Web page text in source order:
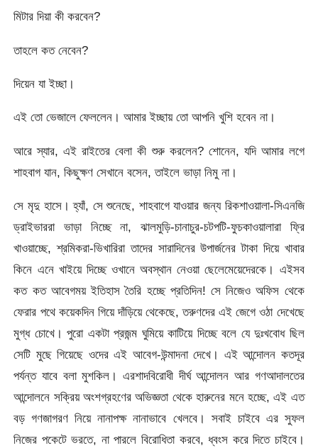
মিটার দিয়া কী করবেন?
তাহলে কত নেবেন?
দিয়েন যা ইচ্ছা।
এই তো ভেজালে ফেললেন। আমার ইচ্ছায় তো আপনি খুশি হবেন না।
আরে স্যার, এই রাইতের বেলা কী শুরু করলেন? শোনেন, যদি আমার লগে
শাহবাগ যান, কিছুক্ষণ সেখানে বসেন, তাইলে ভাড়া নিমু না।
সে মৃদু হাসে। হ্যাঁ, সে শুনেছে, শাহবাগে যাওয়ার জন্য রিকশাওয়ালা-সিএনজি
ড্রাইভাররা ভাড়া নিচ্ছে না, ঝালমুড়ি-চানাচুর-চটপটি-ফুচকাওয়ালারা ফ্রি
খাওয়াচ্ছে, শ্রমিকরা-ভিখারিরা তাদের সারাদিনের উপার্জনের টাকা দিয়ে খাবার
কিনে এনে খাইয়ে দিচ্ছে ওখানে অবস্থান নেওয়া ছেলেমেয়েদেরকে। এইসব
কত কত আবেগময় ইতিহাস তৈরি হচ্ছে প্রতিদিন! সে নিজেও অফিস থেকে
ফেরার পথে কয়েকদিন গিয়ে দাঁড়িয়ে থেকেছে, তরুণদের এই জেগে ওঠা দেখেছে
মুগ্ধ চোখে। পুরো একটা প্রজন্ম ঘুমিয়ে কাটিয়ে দিচ্ছে বলে যে দুঃখবোধ ছিল
সেটি মুছে গিয়েছে ওদের এই আবেগ-উন্মাদনা দেখে। এই আন্দোলন কতদূর
পর্যন্ত যাবে বলা মুশকিল। এরশাদবিরোধী দীর্ঘ আন্দোলন আর গণআদালতের
আন্দোলনে সক্রিয় অংশগ্রহণের অভিজ্ঞতা থেকে হারুনের মনে হচ্ছে, এই এত
বড় গণজাগরণ নিয়ে নানাপক্ষ নানাভাবে খেলবে। সবাই চাইবে এর সুফল
নিজের পকেটে ভরতে, না পারলে বিরোধিতা করবে, ধ্বংস করে দিতে চাইবে।